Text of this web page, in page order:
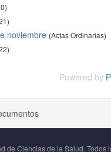
noviembre (Actas Ordinarias)
Powered by
de Ciencias de la Salud. Todos